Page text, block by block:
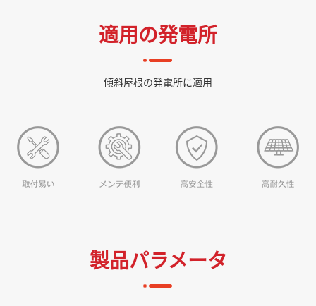
適用の発電所
傾斜屋根の発電所に適用
製品パラメータ